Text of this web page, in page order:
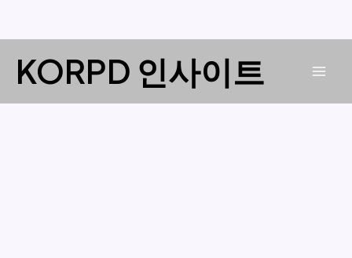
KORPD 인사이트